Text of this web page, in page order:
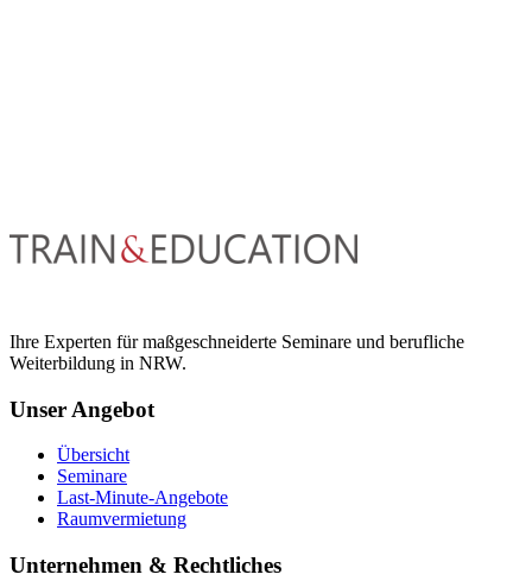
Ihre Experten für maßgeschneiderte Seminare und berufliche
Weiterbildung in NRW.
Unser Angebot
Übersicht
Seminare
Last-Minute-Angebote
Raumvermietung
Unternehmen & Rechtliches